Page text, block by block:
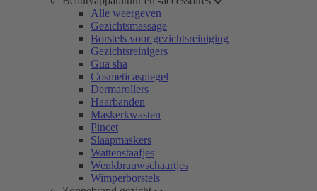
Alle weergeven
Gezichtsmassage
Borstels voor gezichtsreiniging
Gezichtsreinigers
Gua sha
Cosmeticaspiegel
Dermarollers
Haarbanden
Maskerkwasten
Pincet
Slaapmaskers
Wattenstaafjes
Wenkbrauwschaartjes
Wimperborstels